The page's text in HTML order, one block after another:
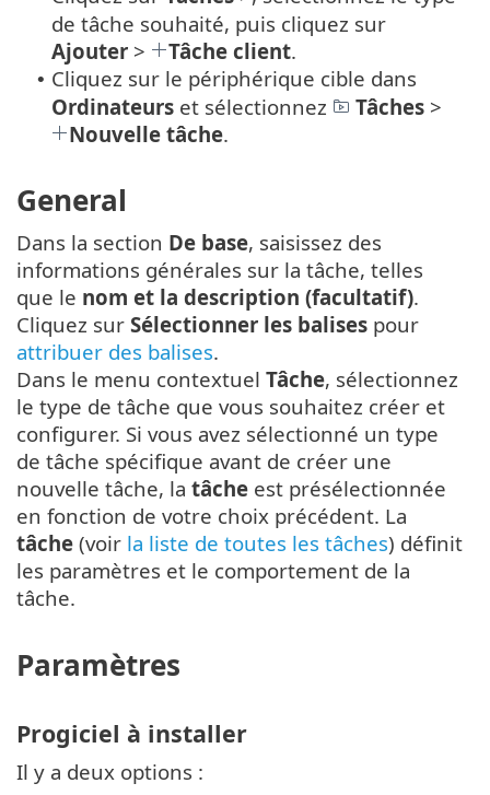
de tâche souhaité, puis cliquez sur
Ajouter > Tâche client.
• Cliquez sur le périphérique cible dans
Ordinateurs et sélectionnez Tâches >
Nouvelle tâche.
General
Dans la section De base, saisissez des
informations générales sur la tâche, telles
que le nom et la description (facultatif).
Cliquez sur Sélectionner les balises pour
attribuer des balises.
Dans le menu contextuel Tâche, sélectionnez
le type de tâche que vous souhaitez créer et
configurer. Si vous avez sélectionné un type
de tâche spécifique avant de créer une
nouvelle tâche, la tâche est présélectionnée
en fonction de votre choix précédent. La
tâche (voir la liste de toutes les tâches) définit
les paramètres et le comportement de la
tâche.
Paramètres
Progiciel à installer
Il y a deux options :